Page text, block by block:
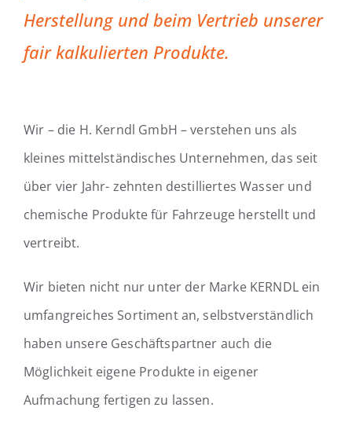
Herstellung und beim Vertrieb unserer
fair kalkulierten Produkte.
Wir – die H. Kerndl GmbH – verstehen uns als
kleines mittelständisches Unternehmen, das seit
über vier Jahr- zehnten destilliertes Wasser und
chemische Produkte für Fahrzeuge herstellt und
vertreibt.
Wir bieten nicht nur unter der Marke KERNDL ein
umfangreiches Sortiment an, selbstverständlich
haben unsere Geschäftspartner auch die
Möglichkeit eigene Produkte in eigener
Aufmachung fertigen zu lassen.